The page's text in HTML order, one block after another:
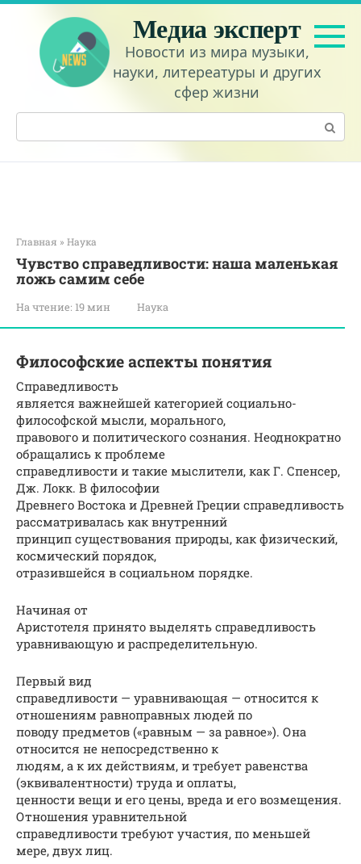
Перейти
контенту
Медиа эксперт
Новости из мира музыки,
науки, литереатуры и других
сфер жизни
Поиск:
Главная » Наука
Чувство справедливости: наша маленькая
ложь самим себе
На чтение: 19 мин Наука
Философские аспекты понятия
Справедливость
является важнейшей категорией социально-
философской мысли, морального,
правового и политического сознания. Неоднократно
обращались к проблеме
справедливости и такие мыслители, как Г. Спенсер,
Дж. Локк. В философии
Древнего Востока и Древней Греции справедливость
рассматривалась как внутренний
принцип существования природы, как физический,
космический порядок,
отразившейся в социальном порядке.
Начиная от
Аристотеля принято выделять справедливость
уравнивающую и распределительную.
Первый вид
справедливости — уравнивающая — относится к
отношениям равноправных людей по
поводу предметов («равным — за равное»). Она
относится не непосредственно к
людям, а к их действиям, и требует равенства
(эквивалентности) труда и оплаты,
ценности вещи и его цены, вреда и его возмещения.
Отношения уравнительной
справедливости требуют участия, по меньшей
мере, двух лиц.